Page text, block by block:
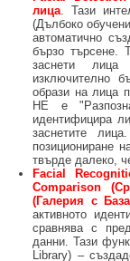
лица . Тази
(Дълбоко
автоматично
бързо търсене.
заснети
изключително
образи на лица
НЕ е
идентифицира
заснетите
позициониране
твърде далеко,
Facial
Comparison (
(Галерия с
активното
сравнява с
данни. Тази
Library) –